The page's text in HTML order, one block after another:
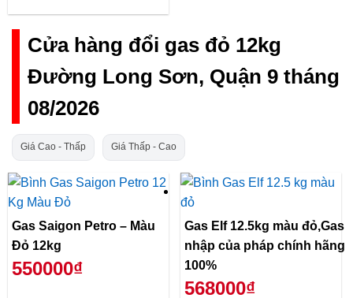
Cửa hàng đổi gas đỏ 12kg
Đường Long Sơn, Quận 9 tháng
08/2026
Giá Cao - Thấp Giá Thấp - Cao
Gas Saigon Petro – Màu
Đỏ 12kg
550000₫
Gas Elf 12.5kg màu đỏ,Gas
nhập của pháp chính hãng
100%
568000₫